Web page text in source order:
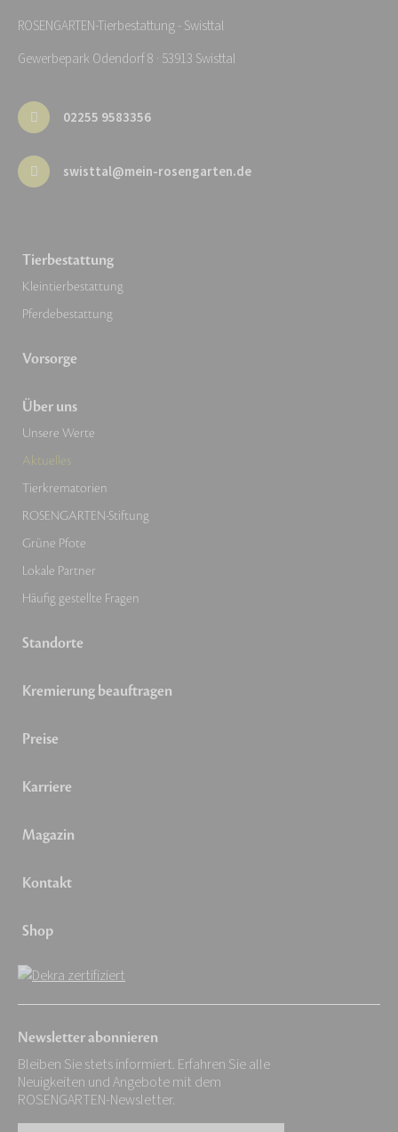
ROSENGARTEN-Tierbestattung - Swisttal
Gewerbepark Odendorf 8 · 53913 Swisttal
02255 9583356
swisttal@mein-rosengarten.de
Tierbestattung
Kleintierbestattung
Pferdebestattung
Vorsorge
Über uns
Unsere Werte
Aktuelles
Tierkrematorien
ROSENGARTEN-Stiftung
Grüne Pfote
Lokale Partner
Häufig gestellte Fragen
Standorte
Kremierung beauftragen
Preise
Karriere
Magazin
Kontakt
Shop
Newsletter abonnieren
Bleiben Sie stets informiert. Erfahren Sie alle
Neuigkeiten und Angebote mit dem
ROSENGARTEN-Newsletter.